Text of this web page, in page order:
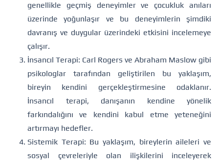
genellikle geçmiş deneyimler ve çocukluk anıları
üzerinde yoğunlaşır ve bu deneyimlerin şimdiki
davranış ve duygular üzerindeki etkisini incelemeye
çalışır.
İnsancıl Terapi: Carl Rogers ve Abraham Maslow gibi
psikologlar tarafından geliştirilen bu yaklaşım,
bireyin kendini gerçekleştirmesine odaklanır.
İnsancıl terapi, danışanın kendine yönelik
farkındalığını ve kendini kabul etme yeteneğini
artırmayı hedefler.
Sistemik Terapi: Bu yaklaşım, bireylerin aileleri ve
sosyal çevreleriyle olan ilişkilerini inceleyerek